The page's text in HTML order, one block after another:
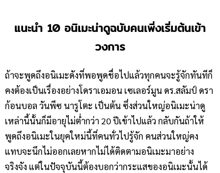
แนะนำ 10 อนิเมะน่าดูฉบับคนเพิ่งเริ่มต้นเข้า
วงการ
ถ้าจะพูดถึงอนิเมะดังที่พอพูดชื่อไปแล้วทุกคนจะรู้จักทันทีก็
คงต้องเป็นเรื่องอย่างโดราเอมอน เซเลอร์มูน ดร.สลัมป์ ดรา
ก้อนบอล วันพีซ นารูโตะ เป็นต้น ซึ่งส่วนใหญ่อนิเมะน่าดู
เหล่านี้นั้นก็มีอายุไม่ต่ำกว่า 20 ปีเข้าไปแล้ว กลับกันถ้าให้
พูดถึงอนิเมะในยุคใหม่นี้ที่คนทั่วไปรู้จัก คนส่วนใหญ่คง
แทบจะนึกไม่ออกเลยหากไม่ได้ติดตามอนิเมะมาอย่าง
จริงจัง แต่ในปัจจุบันนี้ต้องบอกว่ากระแสของอนิเมะนั้นได้